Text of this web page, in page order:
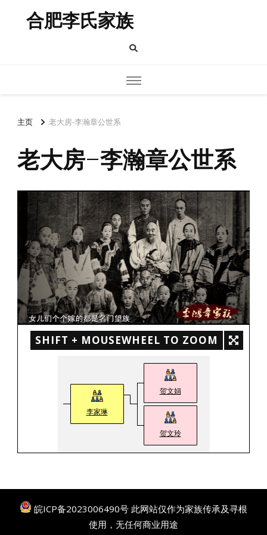
合肥李氏家族
主页 老大房-李瀚章公世系
老大房-李瀚章公世系
SHIFT + MOUSEWHEEL TO ZOOM
李家琳
贺文娟
贺文玲
皖ICP备2023006490号 此网站仅作为家族传承及寻根
使用，无任何商业用途